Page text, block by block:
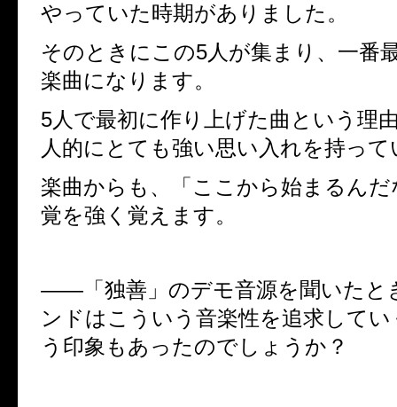
やっていた時期がありました。
そのときにこの5人が集まり、一番
楽曲になります。
5人で最初に作り上げた曲という理
人的にとても強い思い入れを持っ
楽曲からも、「ここから始まるん
覚を強く覚えます。
―― 「独善」のデモ音源を聞いた
ンドはこういう音楽性を追求して
う印象もあったのでしょうか？